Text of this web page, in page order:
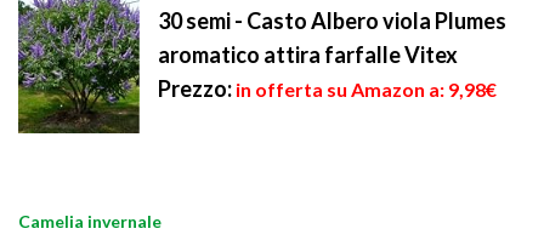
30 semi - Casto Albero viola Plumes
aromatico attira farfalle Vitex
Prezzo: in offerta su Amazon a: 9,98€
Camelia invernale